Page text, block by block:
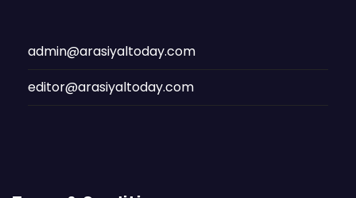
admin@arasiyaltoday.com
editor@arasiyaltoday.com